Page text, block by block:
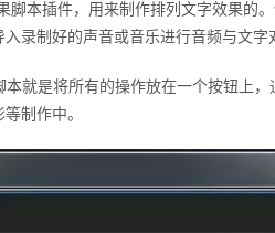
脚本插件，用来制作排列文字效果的
录制好的声音或音乐进行音频与文字
就是将所有的操作放在一个按钮上
制作中。